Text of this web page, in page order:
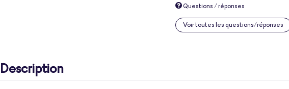
Questions / réponses
Voir toutes les questions/réponses
Description